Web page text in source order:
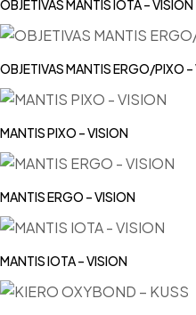
OBJETIVAS MANTIS IOTA – VISION
OBJETIVAS MANTIS ERGO/PIXO
MANTIS PIXO – VISION
MANTIS ERGO – VISION
MANTIS IOTA – VISION